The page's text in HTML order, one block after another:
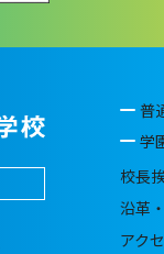
普
学
校長
沿革
アク